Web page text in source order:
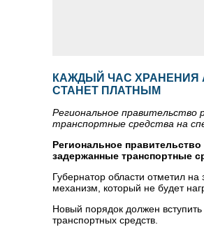
КАЖДЫЙ ЧАС
СТАНЕТ ПЛАТНЫМ
Региональное правительство
транспортные средства на
Региональное
задержанные транспортные
Губернатор области отметил
механизм, который не будет
Новый порядок должен
транспортных средств.